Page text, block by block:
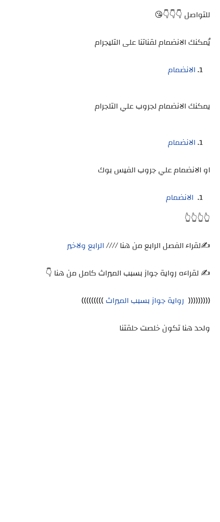
للتواصل 👇👇👇😘
يُمكنك الانضمام لقناتنا على التليجرام
الانضمام
يمكنك الانضمام لجروب علي التلجرام
الانضمام
او الانضمام علي جروب الفيس بوك
الانضمام
👆👆👆👆
✍️لقراء الفصل الرابع من هنا ////الرابع ولاخير
✍️ لقراءه رواية جواز بسبب الميراث كامل من هنا 👇
((((((((( رواية جواز بسبب الميراث )))))))))
ولحد هنا تكون خلصت حلقتنا